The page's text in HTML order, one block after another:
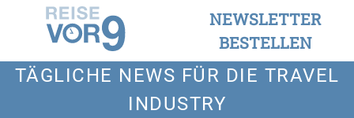
NEWSLETTER
BESTELLEN
TÄGLICHE NEWS FÜR DIE TRAVEL
INDUSTRY